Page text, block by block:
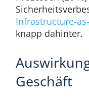
Infrastructure-
knapp dahinter.
Geschäft